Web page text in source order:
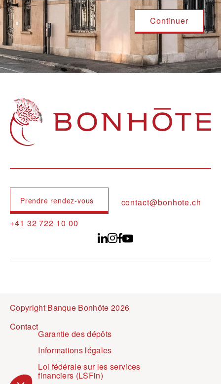
Navigation principale
Prendre rendez-vous
contact@bonhote.ch
+41 32 722 10 00
Copyright Banque Bonhôte 2026
ContactPied de page
Garantie des dépôts
Informations légales
Loi fédérale sur les services
financiers (LSFin)